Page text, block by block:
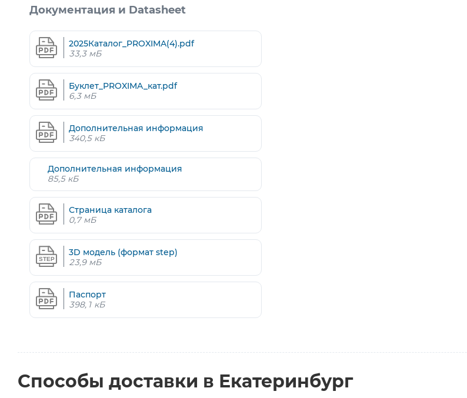
Документация и Datasheet
2025Каталог_PROXIMA(4).pdf
33,3 мБ
Буклет_PROXIMA_кат.pdf
6,3 мБ
Дополнительная информация
340,5 кБ
Дополнительная информация
85,5 кБ
Страница каталога
0,7 мБ
3D модель (формат step)
23,9 мБ
Паспорт
398,1 кБ
Способы доставки в Екатеринбург